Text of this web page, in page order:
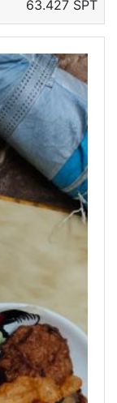
63.427 SPT